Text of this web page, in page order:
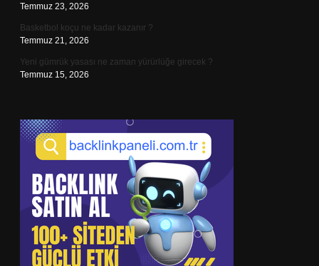
Temmuz 23, 2026
Basketbol koçu ne kadar kazanır ?
Temmuz 21, 2026
Yeni gümrük yasası ne zaman yürürlüğe girecek ?
Temmuz 15, 2026